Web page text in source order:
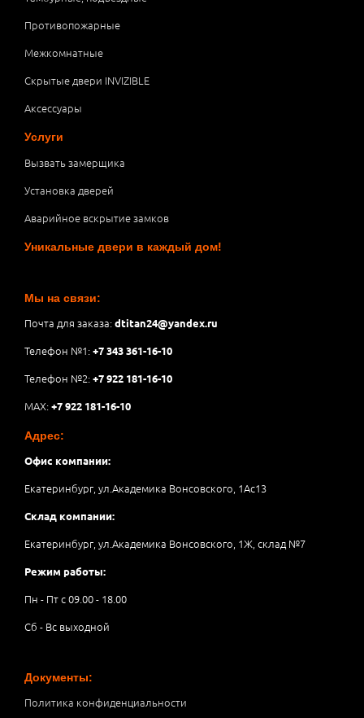
Противопожарные
Межкомнатные
Скрытые двери INVIZIBLE
Аксессуары
Услуги
Вызвать замерщика
Установка дверей
Аварийное вскрытие замков
Уникальные двери в каждый дом!
Мы на связи:
Почта для заказа:dtitan24@yandex.ru
Телефон №1:+7 343 361-16-10
Телефон №2:+7 922 181-16-10
MAX:+7 922 181-16-10
Адрес:
Офис компании:
Екатеринбург, ул.Академика Вонсовского, 1Аc13
Склад компании:
Екатеринбург, ул.Академика Вонсовского, 1Ж, склад №7
Режим работы:
Пн - Пт с 09.00 - 18.00
Сб - Вс выходной
Документы:
Политика конфиденциальности